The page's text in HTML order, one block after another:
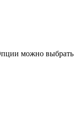
можно выбрать